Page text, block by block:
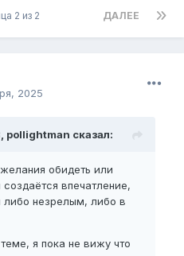
ДАЛЕЕ
2 из 2
2025
pollightman сказал:
обидеть или
впечатление,
незрелым, либо в
я пока не вижу что